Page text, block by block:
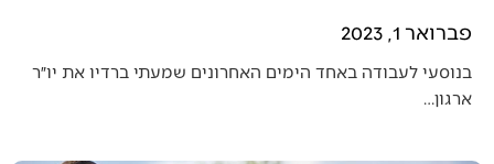
פברואר 1, 2023
בנוסעי לעבודה באחד הימים האחרונים שמעתי ברדיו את יו״ר
ארגון…